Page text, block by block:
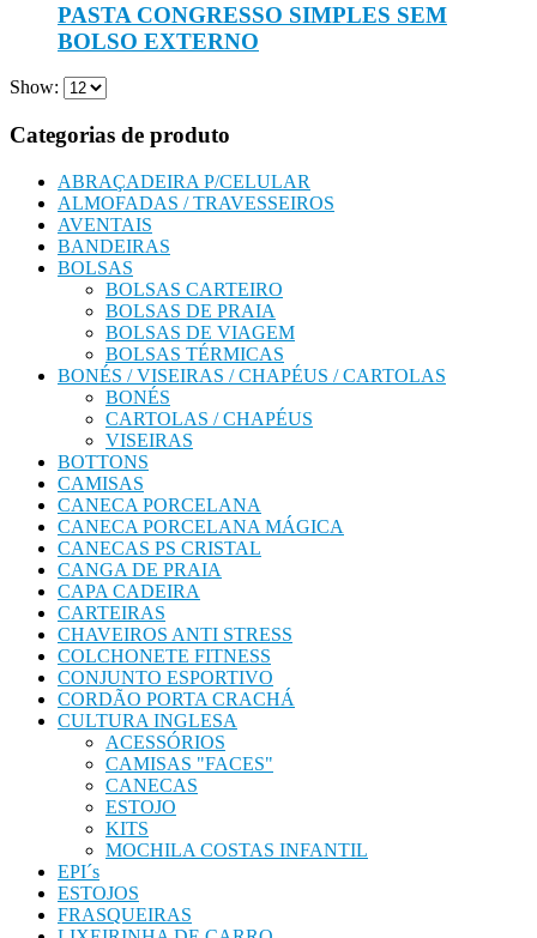
PASTA CONGRESSO SIMPLES SEM
BOLSO EXTERNO
Show:
Categorias de produto
ABRAÇADEIRA P/CELULAR
ALMOFADAS / TRAVESSEIROS
AVENTAIS
BANDEIRAS
BOLSAS
BOLSAS CARTEIRO
BOLSAS DE PRAIA
BOLSAS DE VIAGEM
BOLSAS TÉRMICAS
BONÉS / VISEIRAS / CHAPÉUS / CARTOLAS
BONÉS
CARTOLAS / CHAPÉUS
VISEIRAS
BOTTONS
CAMISAS
CANECA PORCELANA
CANECA PORCELANA MÁGICA
CANECAS PS CRISTAL
CANGA DE PRAIA
CAPA CADEIRA
CARTEIRAS
CHAVEIROS ANTI STRESS
COLCHONETE FITNESS
CONJUNTO ESPORTIVO
CORDÃO PORTA CRACHÁ
CULTURA INGLESA
ACESSÓRIOS
CAMISAS "FACES"
CANECAS
ESTOJO
KITS
MOCHILA COSTAS INFANTIL
EPI´s
ESTOJOS
FRASQUEIRAS